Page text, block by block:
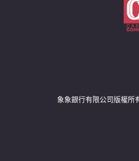
象象銀行有限公司版權